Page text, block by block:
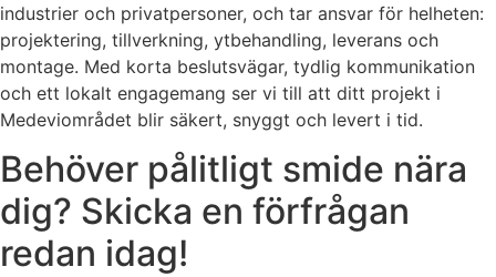
industrier och privatpersoner, och tar ansvar för helheten:
projektering, tillverkning, ytbehandling, leverans och
montage. Med korta beslutsvägar, tydlig kommunikation
och ett lokalt engagemang ser vi till att ditt projekt i
Medeviområdet blir säkert, snyggt och levert i tid.
Behöver pålitligt smide nära
dig? Skicka en förfrågan
redan idag!